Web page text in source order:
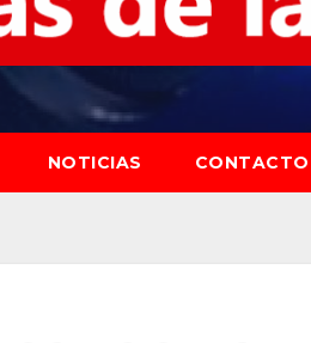
NOTICIAS CONTACTO